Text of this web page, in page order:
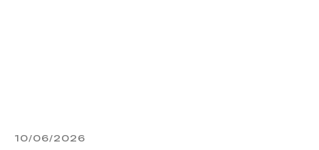
10/06/2026